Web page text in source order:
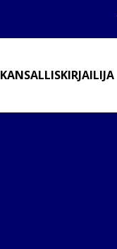
KANSALLISKIRJAILIJA